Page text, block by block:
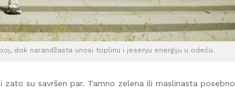
dok narandžasta unosi toplinu i jesenju energiju u odeću.
su savršen par. Tamno zelena ili maslinasta posebno